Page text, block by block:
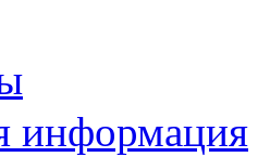
информация